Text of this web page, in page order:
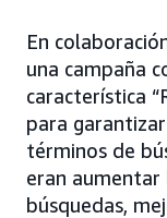
En
una campaña
característica
para
términos de
eran
búsquedas,